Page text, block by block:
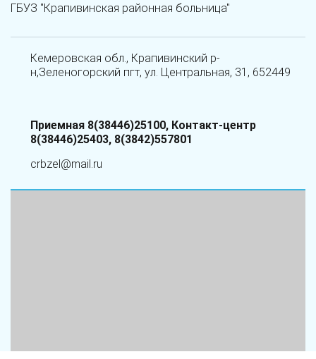
ГБУЗ "Крапивинская районная больница"
Кемеровская обл., Крапивинский р-
н,Зеленогорский пгт, ул. Центральная, 31, 652449
Приемная 8(38446)25100, Контакт-центр
8(38446)25403, 8(3842)557801
crbzel@mail.ru